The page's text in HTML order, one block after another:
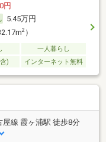
円
5.45万円
2）
一人暮らし
) インターネット無料
屋線 霞ヶ浦駅 徒歩8分